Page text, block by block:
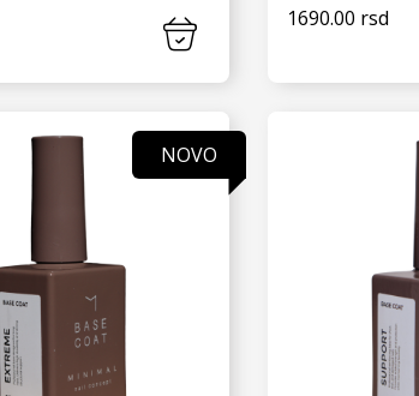
1690.00 rsd
NOVO